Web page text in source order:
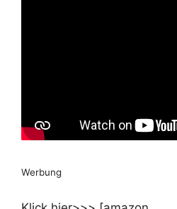
Werbung